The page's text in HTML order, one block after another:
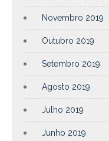
Novembro 2019
Outubro 2019
Setembro 2019
Agosto 2019
Julho 2019
Junho 2019